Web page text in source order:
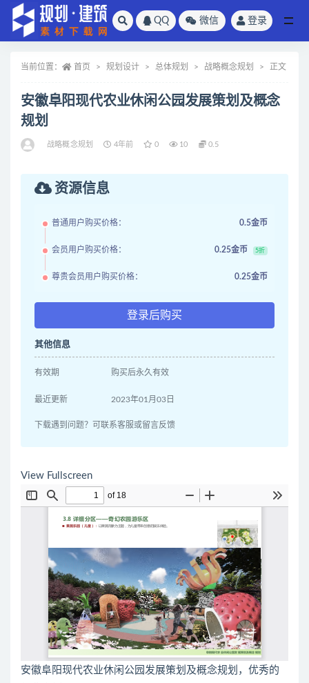
QQ 微信 登录
当前位置： 首页 规划设计 总体规划 战略概念规划 正文
安徽阜阳现代农业休闲公园发展策划及概念
规划
战略概念规划 4年前 0 10 0.5
资源信息
普通用户购买价格： 0.5金币
会员用户购买价格： 0.25金币 5折
尊贵会员用户购买价格： 0.25金币
登录后购买
其他信息
有效期 购买后永久有效
最近更新 2023年01月03日
下载遇到问题？可联系客服或留言反馈
View Fullscreen
安徽阜阳现代农业休闲公园发展策划及概念规划，优秀的
全部